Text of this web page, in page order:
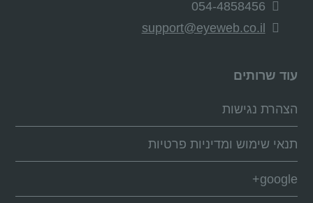
054-4858456
support@eyeweb.co.il
עוד שרותים
הצהרת נגישות
תנאי שימוש ומדיניות פרטיות
google+